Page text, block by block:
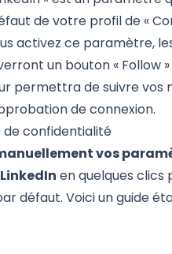
de votre profil de «
activez ce paramètre,
un bouton « Follow »
permettra de suivre vos
de connexion.
confidentialité
vos
en quelques clics
défaut. Voici un guide